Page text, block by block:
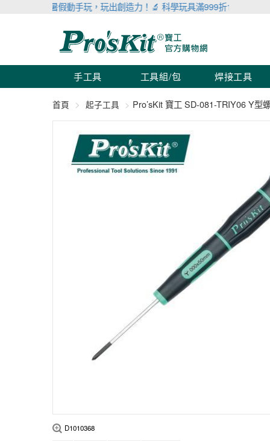
🌞 暑假動手玩，玩出創造力！🔬 科學玩具滿999折100 🛠 工具
手工具 工具組/包 焊接工具
首頁 起子工具 Pro’sKit 寶工 SD-081-TRIY06 Y型
D1010368